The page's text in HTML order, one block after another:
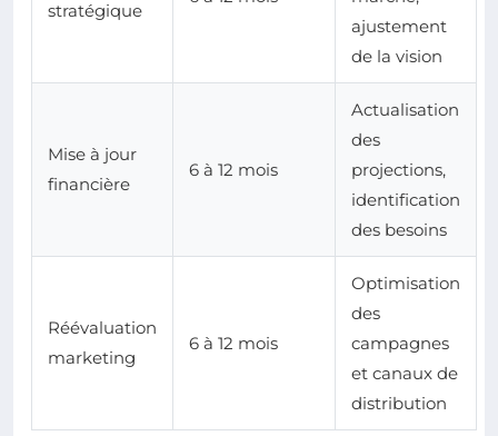
stratégique
ajustement
de la vision
Mise à jour
financière
6 à 12 mois
Actualisation
des
projections,
identification
des besoins
Réévaluation
marketing
6 à 12 mois
Optimisation
des
campagnes
et canaux de
distribution